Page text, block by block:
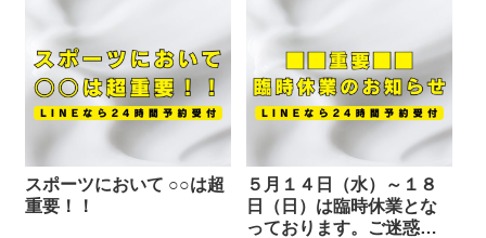
スポーツにおいて ○○は超
重要！！
５月１４日（水）～１８
日（日）は臨時休業とな
っております。ご迷惑を